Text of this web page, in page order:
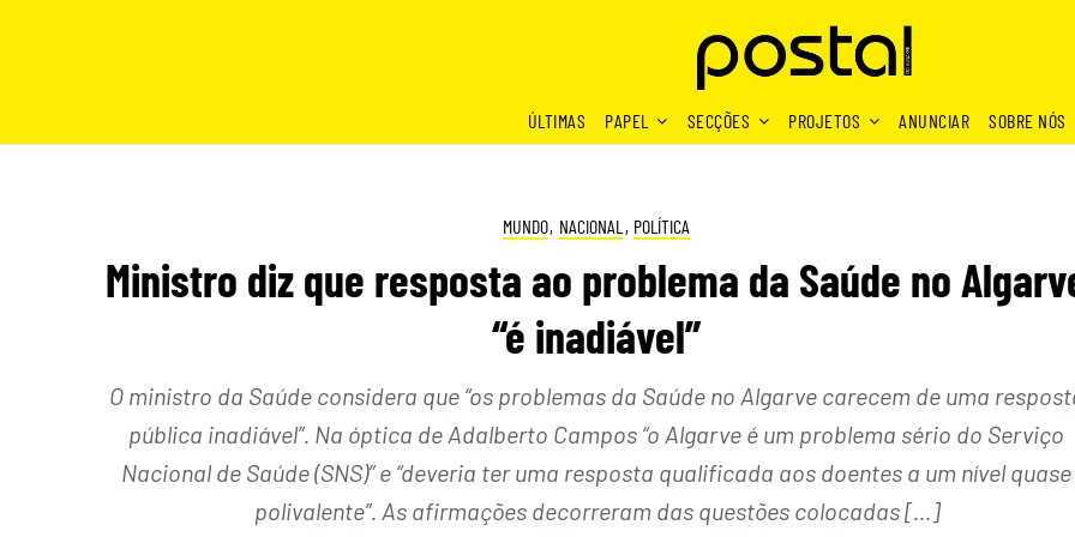
ÚLTIMAS
PAPEL SECÇÕES PROJETOS ANUNCIAR SOBRE NÓS
MUNDO, NACIONAL , POLÍTICA
Ministro diz que resposta ao problema da Saúde no
“é inadiável”
O ministro da Saúde considera que “os problemas da Saúde no Algarve carecem de uma
pública inadiável”. Na óptica de Adalberto Campos “o Algarve é um problema sério do Serviço
Nacional de Saúde (SNS)” e “deveria ter uma resposta qualificada aos doentes a um nível quase
polivalente”. As afirmações decorreram das questões colocadas […]